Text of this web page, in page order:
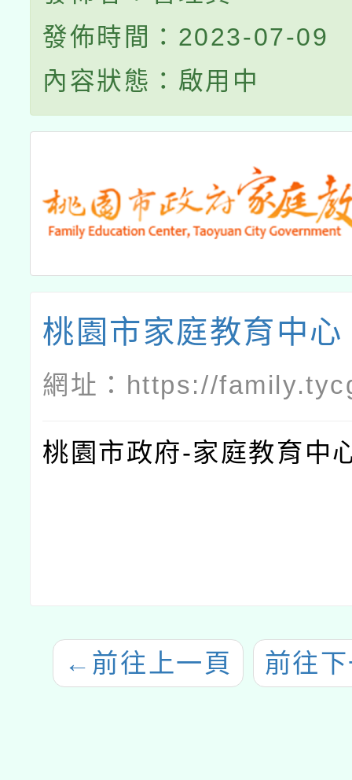
發佈時間：2023-07-09
內容狀態：啟用中
桃園市家庭教育中心
網址： https://
桃園市政府-家庭教育中
← 前往上一頁 前往